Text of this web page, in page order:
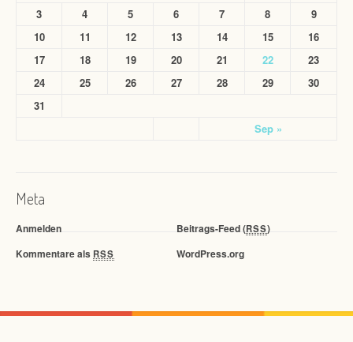
Sep »
3
4 5 6 7 8
9
10
11 12 13 14 15
16
17
18 19 20 21 22
23
24
25 26 27 28 29
30
31
Meta
Anmelden Beitrags-Feed (RSS)
Kommentare als RSS WordPress.org